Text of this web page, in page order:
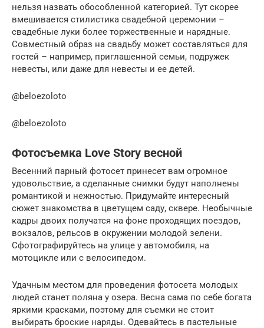
нельзя назвать обособленной категорией. Тут скорее
вмешивается стилистика свадебной церемонии –
свадебные луки более торжественные и нарядные.
Совместный образ на свадьбу может составляться для
гостей – например, приглашенной семьи, подружек
невесты, или даже для невесты и ее детей.
@beloezoloto
@beloezoloto
Фотосъемка Love Story весной
Весенний парный фотосет принесет вам огромное
удовольствие, а сделанные снимки будут наполнены
романтикой и нежностью. Придумайте интересный
сюжет знакомства в цветущем саду, сквере. Необычные
кадры двоих получатся на фоне проходящих поездов,
вокзалов, рельсов в окружении молодой зелени.
Сфотографируйтесь на улице у автомобиля, на
мотоцикле или с велосипедом.
Удачным местом для проведения фотосета молодых
людей станет поляна у озера. Весна сама по себе богата
яркими красками, поэтому для съемки не стоит
выбирать броские наряды. Одевайтесь в пастельные